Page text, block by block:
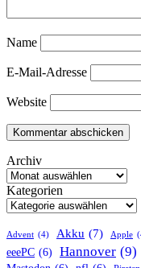
Name
E-Mail-Adresse
Website
Archiv
Kategorien
Advent (4) Akku (7) Apple
eeePC (6) Hannover (9)